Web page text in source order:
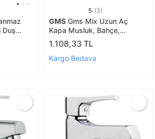
Duş
5 (3)
GMS Gms Mix Uzun Aç
Kapa Musluk, Bahçe,
Tuvalet, Lavabo Sr235
1.108,33 TL
Kargo Bedava